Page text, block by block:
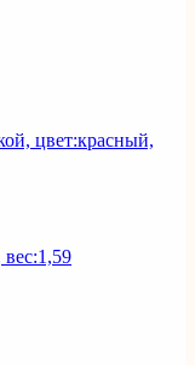
цвет:красный,